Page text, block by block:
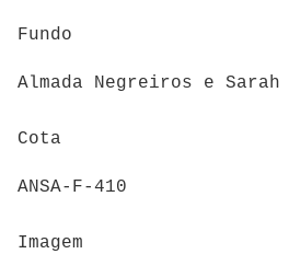
Fundo
Almada Negreiros e Sarah
Cota
ANSA-F-410
Imagem